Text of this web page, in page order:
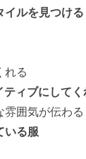
イルを見つける
る
ィブにしてく
気が伝わる
いる服